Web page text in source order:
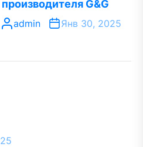
производителя G&G
admin Янв 30, 2025